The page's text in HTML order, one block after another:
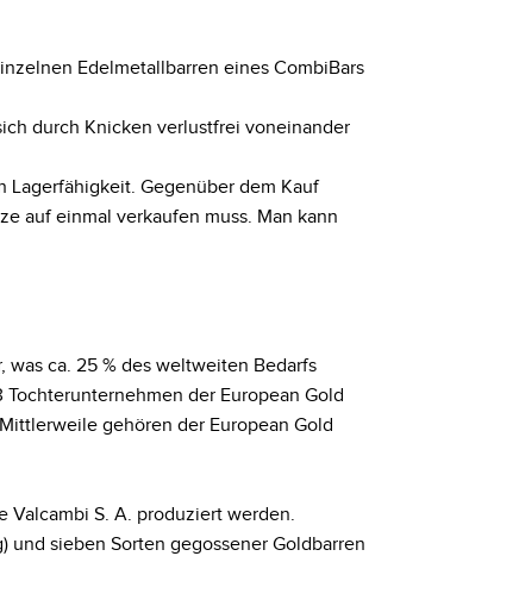
Edelmetallbarren eines CombiBars
durch Knicken verlustfrei voneinander
Lagerfähigkeit. Gegenüber dem Kauf
auf einmal verkaufen muss. Man kann
was ca. 25 % des weltweiten Bedarfs
der European Gold
gehören der European Gold
Valcambi S. A. produziert werden.
und sieben Sorten gegossener Goldbarren